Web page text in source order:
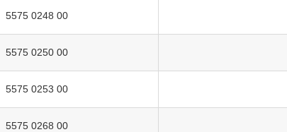
5575 0248 00
5575 0250 00
5575 0253 00
5575 0268 00